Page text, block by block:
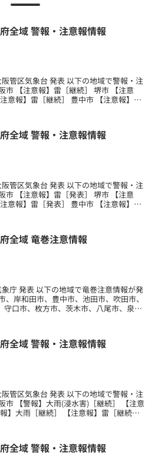
府全域 警報・注意報情報
管区気象台 発表 以下の地域で警報・注
市 【注意報】雷［継続］ 堺市 【注意
意報】雷［継続］ 豊中市 【注意報】雷
府全域 警報・注意報情報
管区気象台 発表 以下の地域で警報・注
市 【注意報】雷［発表］ 堺市 【注意
意報】雷［発表］ 豊中市 【注意報】雷
府全域 竜巻注意情報
庁 発表 以下の地域で竜巻注意情報が発
岸和田市、豊中市、池田市、吹田市、
口市、枚方市、茨木市、八尾市、泉佐
府全域 警報・注意報情報
管区気象台 発表 以下の地域で警報・注
市 【警報】大雨(浸水害)［継続］ 【注意
】大雨［継続］ 【注意報】雷［継続］
府全域 警報・注意報情報